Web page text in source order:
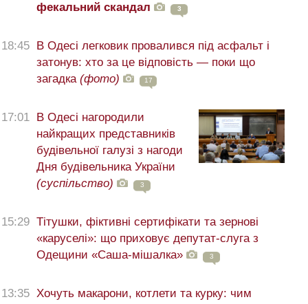
фекальний скандал
3
18:45
В Одесі легковик провалився під асфальт і
затонув: хто за це відповість — поки що
загадка (фото) 17
17:01
В Одесі нагородили
найкращих представників
будівельної галузі з нагоди
Дня будівельника України
(суспільство)
3
15:29 Тітушки, фіктивні сертифікати та зернові
«каруселі»: що приховує депутат-слуга з
Одещини «Саша-мішалка»
3
13:35 Хочуть макарони, котлети та курку: чим